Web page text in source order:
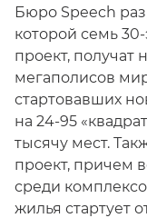
Бюро Speech
которой семь
проект, получат
мегаполисов
стартовавших
на 24-95
тысячу мест.
проект, причем
среди
жилья стартует